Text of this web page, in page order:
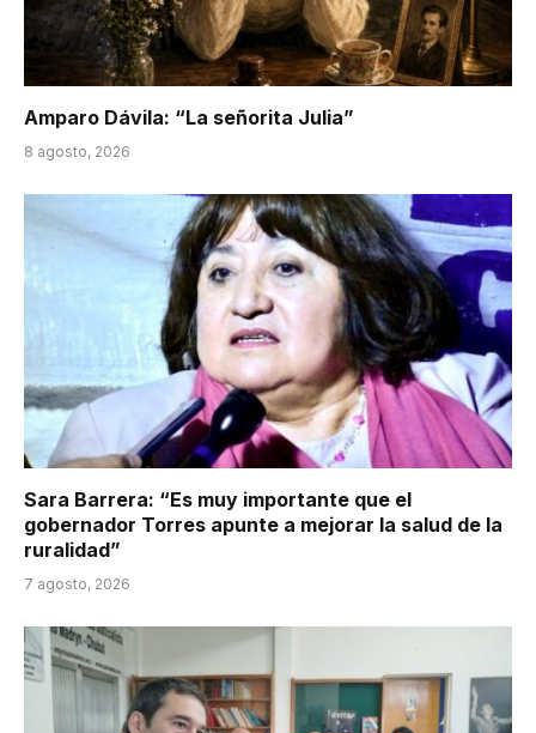
Amparo Dávila: “La señorita Julia”
8 agosto, 2026
Sara Barrera: “Es muy importante que el
gobernador Torres apunte a mejorar la salud de la
ruralidad”
7 agosto, 2026